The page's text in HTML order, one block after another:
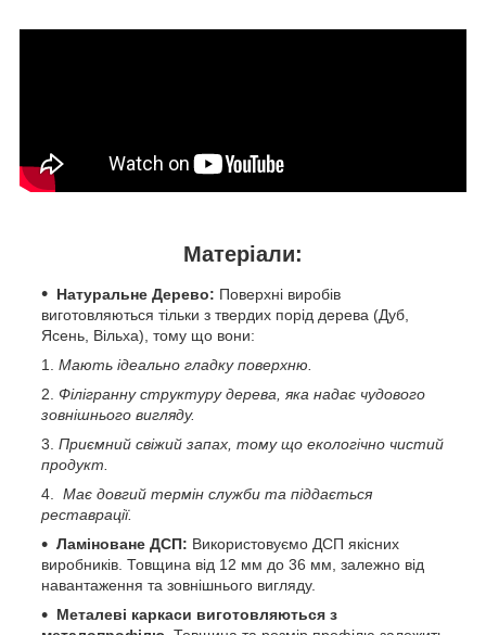
Матеріали:
Натуральне Дерево: Поверхні виробів
виготовляються тільки з твердих порід дерева (Дуб,
Ясень, Вільха), тому що вони:
Мають ідеально гладку поверхню.
Філігранну структуру дерева, яка надає чудового
зовнішнього вигляду.
Приємний свіжий запах, тому що екологічно чистий
продукт.
Має довгий термін служби та піддається
реставрації.
Ламіноване ДСП: Використовуємо ДСП якісних
виробників. Товщина від 12 мм до 36 мм, залежно від
навантаження та зовнішнього вигляду.
Металеві каркаси виготовляються з